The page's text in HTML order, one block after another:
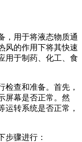
，用于将液态物质通
风的作用下将其快速
用于制药、化工、食
检查和准备。首先，
屏幕是否正常。然
运转系统是否正常，
步骤进行：